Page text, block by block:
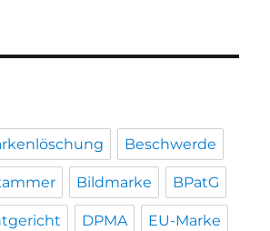
Beschwerde
Bildmarke BPatG
DPMA EU-Marke